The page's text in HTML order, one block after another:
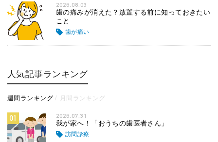
2026.08.03
歯の痛みが消えた？放置する前に知っておきたい
こと
歯が痛い
人気記事ランキング
週間ランキング 月間ランキング
01 2026.07.31
我が家へ！「おうちの歯医者さん」
訪問診療